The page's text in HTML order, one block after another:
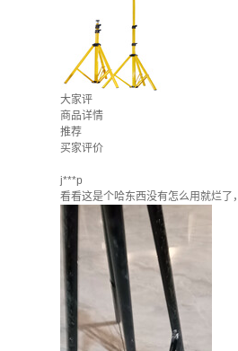
大家评
商品详情
推荐
买家评价
j***p
看看这是个哈东西没有怎么用就烂了，